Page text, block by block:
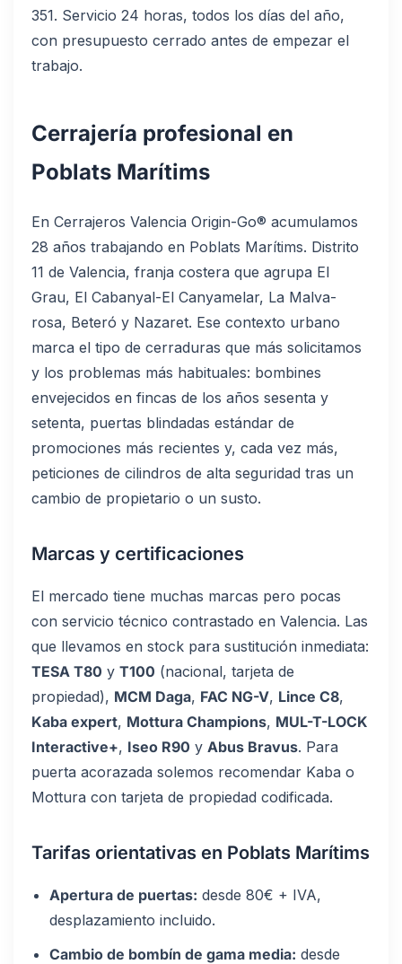
351. Servicio 24 horas, todos los días del año,
con presupuesto cerrado antes de empezar el
trabajo.
Cerrajería profesional en
Poblats Marítims
En Cerrajeros Valencia Origin-Go® acumulamos
28 años trabajando en Poblats Marítims. Distrito
11 de Valencia, franja costera que agrupa El
Grau, El Cabanyal-El Canyamelar, La Malva-
rosa, Beteró y Nazaret. Ese contexto urbano
marca el tipo de cerraduras que más solicitamos
y los problemas más habituales: bombines
envejecidos en fincas de los años sesenta y
setenta, puertas blindadas estándar de
promociones más recientes y, cada vez más,
peticiones de cilindros de alta seguridad tras un
cambio de propietario o un susto.
Marcas y certificaciones
El mercado tiene muchas marcas pero pocas
con servicio técnico contrastado en Valencia. Las
que llevamos en stock para sustitución inmediata:
TESA T80 y T100 (nacional, tarjeta de
propiedad), MCM Daga, FAC NG-V, Lince C8,
Kaba expert, Mottura Champions, MUL-T-LOCK
Interactive+, Iseo R90 y Abus Bravus. Para
puerta acorazada solemos recomendar Kaba o
Mottura con tarjeta de propiedad codificada.
Tarifas orientativas en Poblats Marítims
Apertura de puertas: desde 80€ + IVA,
desplazamiento incluido.
Cambio de bombín de gama media: desde